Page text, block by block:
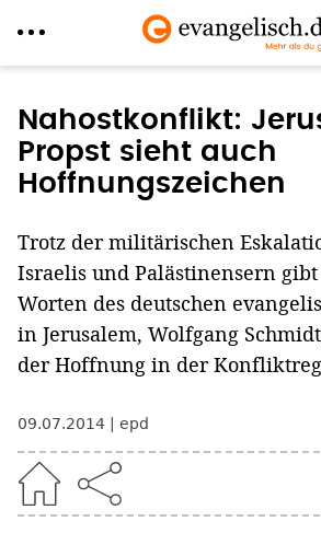
zum
Inhalt
Nahostkonflikt:
Propst sieht auch
Hoffnungszeichen
Trotz der militärischen
Israelis und Palästinensern
Worten des deutschen
in Jerusalem, Wolfgang
der Hoffnung in der
09.07.2014 epd